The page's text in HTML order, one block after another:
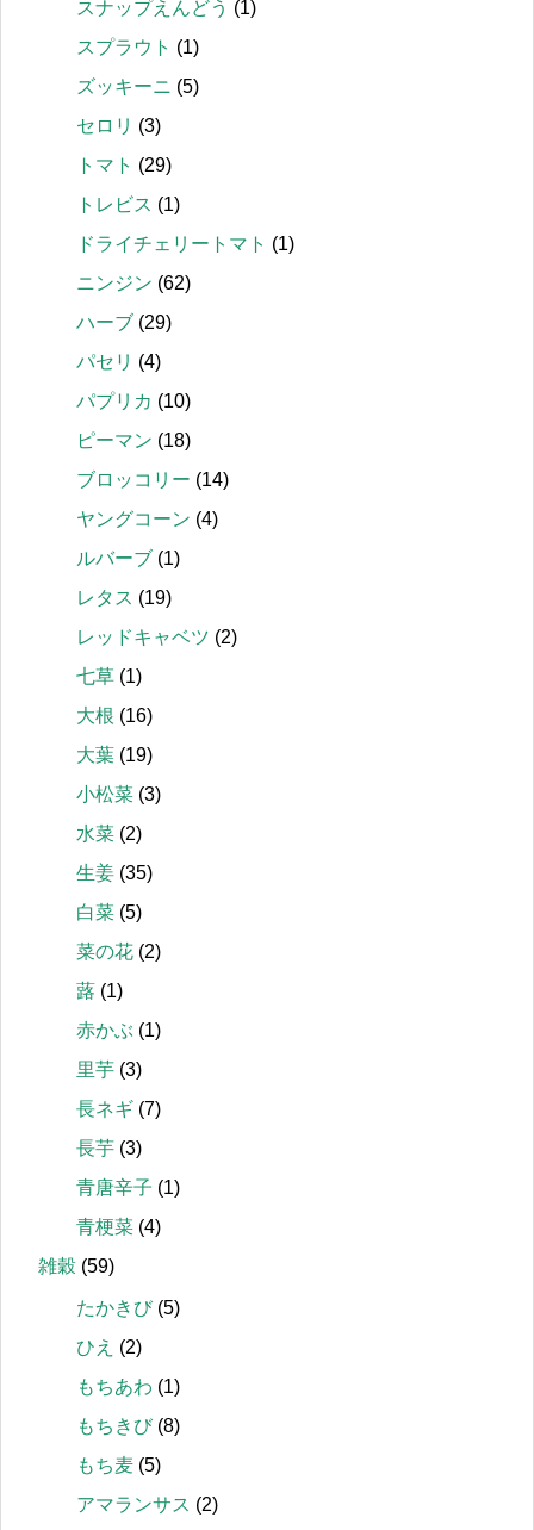
スナップえんどう (1)
スプラウト (1)
ズッキーニ (5)
セロリ (3)
トマト (29)
トレビス (1)
ドライチェリートマト (1)
ニンジン (62)
ハーブ (29)
パセリ (4)
パプリカ (10)
ピーマン (18)
ブロッコリー (14)
ヤングコーン (4)
ルバーブ (1)
レタス (19)
レッドキャベツ (2)
七草 (1)
大根 (16)
大葉 (19)
小松菜 (3)
水菜 (2)
生姜 (35)
白菜 (5)
菜の花 (2)
蕗 (1)
赤かぶ (1)
里芋 (3)
長ネギ (7)
長芋 (3)
青唐辛子 (1)
青梗菜 (4)
雑穀 (59)
たかきび(5)
ひえ (2)
もちあわ (1)
もちきび(8)
もち麦 (5)
アマランサス (2)